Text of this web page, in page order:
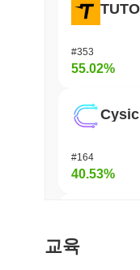
#353
55.02%
Cysic
#164
40.53%
교육